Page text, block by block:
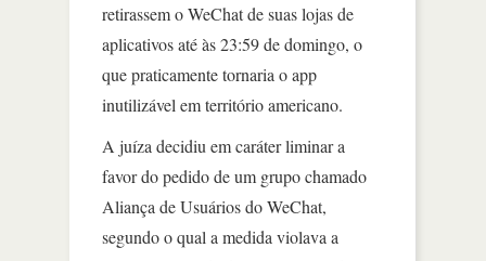
retirassem o WeChat de suas lojas de
aplicativos até às 23:59 de domingo, o
que praticamente tornaria o app
inutilizável em território americano.
A juíza decidiu em caráter liminar a
favor do pedido de um grupo chamado
Aliança de Usuários do WeChat,
segundo o qual a medida violava a